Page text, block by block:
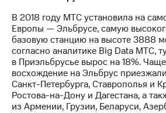
В 2018 году МТС установила на
Европы — Эльбрусе, самую
базовую станцию на высоте 3888
согласно аналитике Big Data МТС,
в Приэльбрусье вырос на 18%.
восхождение на Эльбрус
Санкт-Петербурга, Ставрополья и
Ростова-на-Дону и Дагестана, а
из Армении, Грузии, Беларуси,